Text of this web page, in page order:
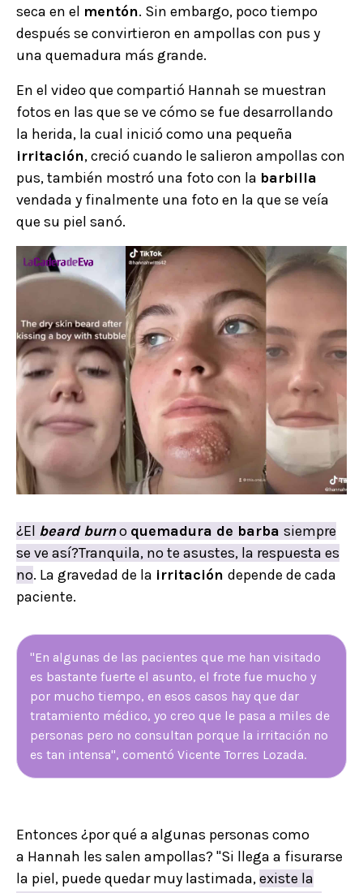
seca en el mentón. Sin embargo, poco tiempo
después se convirtieron en ampollas con pus y
una quemadura más grande.
En el video que compartió Hannah se muestran
fotos en las que se ve cómo se fue desarrollando
la herida, la cual inició como una pequeña
irritación, creció cuando le salieron ampollas con
pus, también mostró una foto con la barbilla
vendada y finalmente una foto en la que se veía
que su piel sanó.
¿El beard burno quemadura de barba siempre
se ve así?Tranquila, no te asustes, la respuesta es
no. La gravedad de la irritación depende de cada
paciente.
"En algunas de las pacientes que me han visitado
es bastante fuerte el asunto, el frote fue mucho y
por mucho tiempo, en esos casos hay que dar
tratamiento médico, yo creo que le pasa a miles de
personas pero no consultan porque la irritación no
es tan intensa", comentó Vicente Torres Lozada.
Entonces ¿por qué a algunas personas como
a Hannah les salen ampollas? "Si llega a fisurarse
la piel, puede quedar muy lastimada,existe la